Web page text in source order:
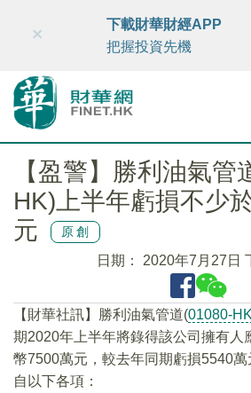
財華智庫網 FINTV FINMETA
×
下載財華財經APP
把握投資先機
【盈警】勝利油氣管
HK)上半年虧損不少
元
原創
日期： 2020年7月27日
【財華社訊】勝利油氣管道(01080-HK
期2020年上半年將錄得該公司擁有人
幣7500萬元，較去年同期虧損5540
自以下各項：